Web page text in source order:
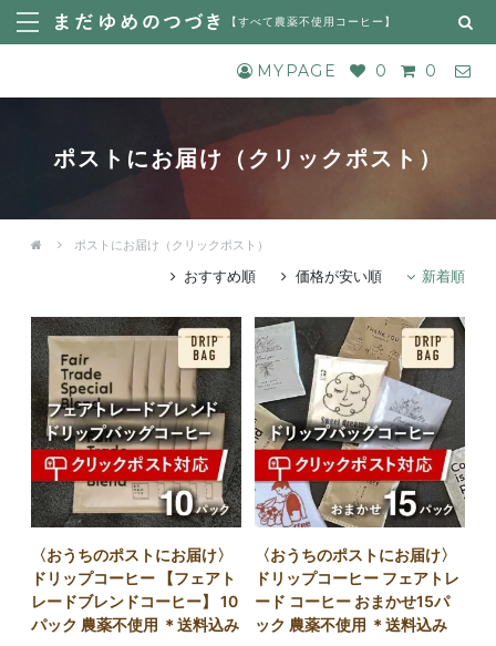
【すべて農薬不使用コーヒー 】
MYPAGE 0 0
ポストにお届け（クリックポスト）
ポストにお届け（クリックポスト）
おすすめ順 価格が安い順 新着順
〈おうちのポストにお届け〉
ドリップコーヒー 【フェアト
レードブレンドコーヒー】 10
パック 農薬不使用 ＊送料込み
〈おうちのポストにお届け〉
ドリップコーヒー フェアトレ
ード コーヒー おまかせ15パ
ック 農薬不使用 ＊送料込み